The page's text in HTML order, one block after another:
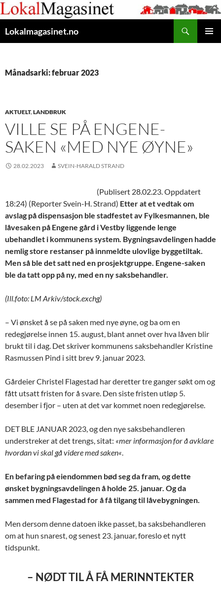
Gå
til
innhaldet
Lokalmagasinet.no
Månadsarki: februar 2023
AKTUELT,LANDBRUK
VILLE SE PÅ ENGENE-
SAKEN «MED NYE ØYNE»
28.02.2023 SVEIN-HARALD STRAND
(Publisert 28.02.23. Oppdatert
18:24) (Reporter Svein-H. Strand) Etter at et vedtak om
avslag på dispensasjon ble stadfestet av Fylkesmannen, ble
låvesaken på Engene gård i Vestby liggende lenge
ubehandlet i kommunens system. Bygningsavdelingen hadde
nemlig store restanser på innmeldte ulovlige byggetiltak.
Men så ble det satt ned en prosjektgruppe. Engene-saken
ble da tatt opp på ny, med en ny saksbehandler.
(Ill.foto: LM Arkiv/stock.exchg)
– Vi ønsket å se på saken med nye øyne, og baomen
redegjørelse innen 15. august, blant annet over hva låven blir
brukt til i dag. Det skriver kommunens saksbehandler Kristine
Rasmussen Pind i sitt brev 9. januar 2023.
Gårdeier Christel Flagestad har deretter tre ganger søkt om og
fått utsatt fristen for å svare. Den siste fristen utløp 5.
desember i fjor – uten at det var kommet noen redegjørelse.
DET BLE JANUAR 2023, og den nye saksbehandleren
understreker at det trengs, sitat: «mer informasjonfor å avklare
hvordan vi skal gå videre med saken«.
En befaring på eiendommen bød seg da fram, og dette
ønsket bygningsavdelingen å holde 25. januar. Og da
sammen med Flagestad for å få tilgang til låvebygningen.
Men dersom denne datoen ikke passet, ba saksbehandleren
om at hun snarest, og senest 23. januar, foreslo et nytt
tidspunkt.
– NØDT TIL Å FÅ MERINNTEKTER